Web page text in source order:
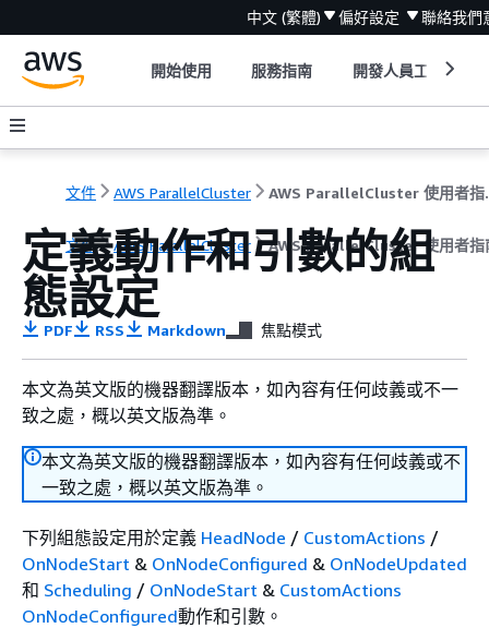
中文 (繁體) 偏好設定 聯絡我們
開始使用 服務指南 開發人員工具
文件 AWS ParallelCluster AWS
文件 AWS ParallelCluster AWS ParallelCluster 使用者指
定義動作和引數的組
態設定
PDF RSS Markdown 焦點模式
本文為英文版的機器翻譯版本，如內容有任何歧義或不一
致之處，概以英文版為準。
本文為英文版的機器翻譯版本，如內容有任何歧義或不
一致之處，概以英文版為準。
下列組態設定用於定義 HeadNode / CustomActions /
OnNodeStart & OnNodeConfigured & OnNodeUpdated
和 Scheduling / OnNodeStart & CustomActions
OnNodeConfigured動作和引數。